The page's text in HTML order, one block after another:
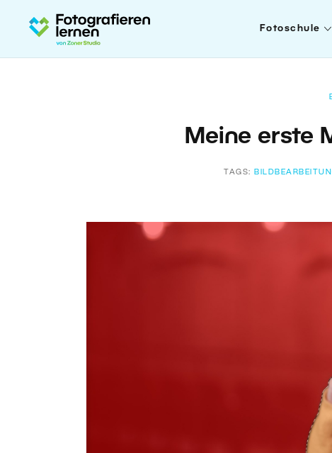
Fotoschule
Meine erste
TAGS: